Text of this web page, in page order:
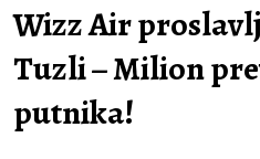
Wizz Air
Tuzli – Milion
putnika!